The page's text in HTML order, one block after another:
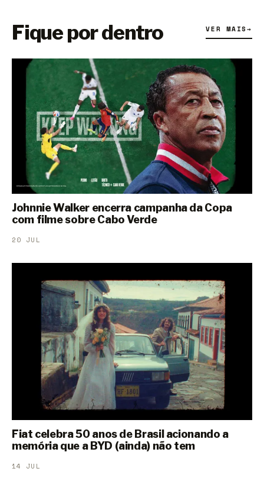
Fique por dentro VER MAIS→
Johnnie Walker encerra campanha da Copa
com filme sobre Cabo Verde
20 JUL
Fiat celebra 50 anos de Brasil acionando a
memória que a BYD (ainda) não tem
14 JUL